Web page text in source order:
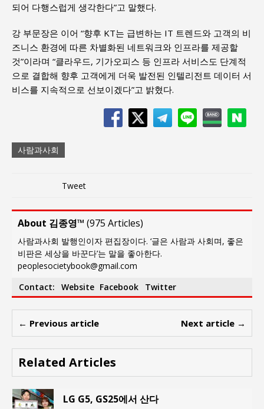
되어 다행스럽게 생각한다”고 말했다.
강 부문장은 이어 “향후 KT는 급변하는 IT 트렌드와 고객의 비
즈니스 환경에 따른 차별화된 네트워크와 인프라를 제공할
것”이라며 “클라우드, 기가오피스 등 인프라 서비스도 단계적
으로 결합해 향후 고객에게 더욱 발전된 인텔리전트 데이터 서
비스를 지속적으로 선보이겠다”고 밝혔다.
사람과사회
Tweet
About 김종영™ (975 Articles)
사람과사회 발행인이자 편집장이다. ‘글은 사람과 사회며, 좋은
비판은 세상을 바꾼다’는 말을 좋아한다.
peoplesocietybook@gmail.com
Contact:
Website Facebook Twitter
← Previous article Next article →
Related Articles
LG G5, GS25에서 산다